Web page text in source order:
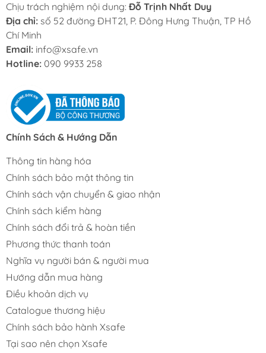
Chịu trách nghiệm nội dung: Đỗ Trịnh Nhất Duy
Địa chỉ: số 52 đường ĐHT21, P. Đông Hưng Thuận, TP Hồ
Chí Minh
Email: info@xsafe.vn
Hotline: 090 9933 258
Chính Sách & Hướng Dẫn
Thông tin hàng hóa
Chính sách bảo mật thông tin
Chính sách vận chuyển & giao nhận
Chính sách kiểm hàng
Chính sách đổi trả & hoàn tiền
Phương thức thanh toán
Nghĩa vụ người bán & người mua
Hướng dẫn mua hàng
Điều khoản dịch vụ
Catalogue thương hiệu
Chính sách bảo hành Xsafe
Tại sao nên chọn Xsafe